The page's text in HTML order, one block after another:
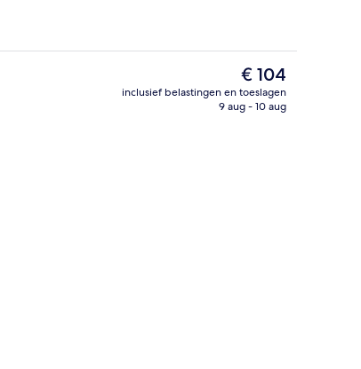
| Geluiddichte muren, gratis wifi, beddengoed
De
huidige
prijs
€ 104
inclusief belastingen en toeslagen
9 aug - 10 aug